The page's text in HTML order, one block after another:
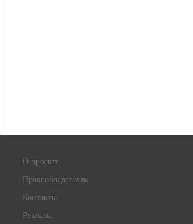
О проекте
Правообладателям
Контакты
Реклама